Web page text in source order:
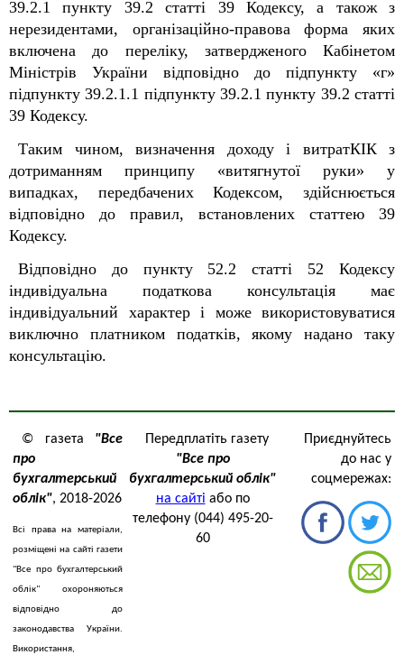
39.2.1 пункту 39.2 статті 39 Кодексу, а також з
нерезидентами, організаційно-правова форма яких
включена до переліку, затвердженого Кабінетом
Міністрів України відповідно до підпункту «г»
підпункту 39.2.1.1 підпункту 39.2.1 пункту 39.2 статті
39 Кодексу.
Таким чином, визначення доходу і витратКІК з
дотриманням принципу «витягнутої руки» у
випадках, передбаченихКодексом, здійснюється
відповідно до правил, встановлених статтею 39
Кодексу.
Відповідно до пункту 52.2 статті 52 Кодексу
індивідуальна податкова консультація має
індивідуальний характер і може використовуватися
виключно платником податків, якому надано таку
консультацію.
© газета "Все
про
бухгалтерський
облік", 2018-2026
Всі права на матеріали,
розміщені на сайті газети
"Все про бухгалтерський
облік" охороняються
відповідно до
законодавства України.
Використання,
Передплатіть газету
"Все про
бухгалтерський облік"
на сайті або по
телефону (044) 495-20-
60
Приєднуйтесь
до нас у
соцмережах: